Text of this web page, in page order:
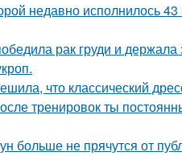
недавно исполнилось
рак груди и держала
что классический
тренировок ты
больше не прячутся от